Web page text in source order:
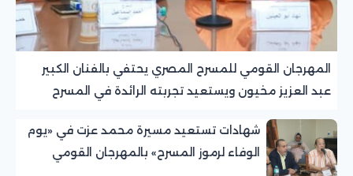
المهرجان القومي للمسرح المصري يحتفي بالفنان الكبير
عبد العزيز مخيون ويستعيد تجربته الرائدة في المسرح
شهادات تستعيد مسيرة محمد عزت في «يوم
الوفاء لرموز المسرح» بالمهرجان القومي